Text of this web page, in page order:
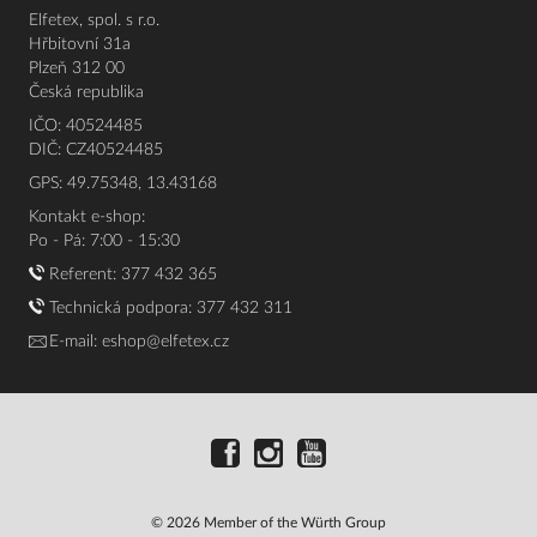
Elfetex, spol. s r.o.
Hřbitovní 31a
Plzeň 312 00
Česká republika
IČO: 40524485
DIČ: CZ40524485
GPS: 49.75348, 13.43168
Kontakt e-shop:
Po - Pá: 7:00 - 15:30
Referent: 377 432 365
Technická podpora: 377 432 311
E-mail: eshop@elfetex.cz
© 2026 Member of the Würth Group